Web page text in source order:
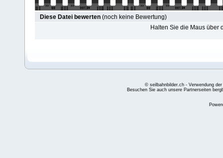
Diese Datei bewerten (noch keine Bewertung)
Halten Sie die Maus über
© seilbahnbilder.ch - Verwendung
Besuchen Sie auch unsere Partnerseiten